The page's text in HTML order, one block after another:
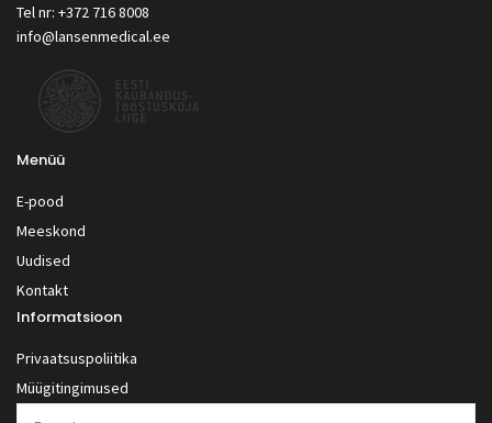
Tel nr: +372 716 8008
info@lansenmedical.ee
Menüü
E-pood
Meeskond
Uudised
Kontakt
Informatsioon
Privaatsuspoliitika
Müügitingimused